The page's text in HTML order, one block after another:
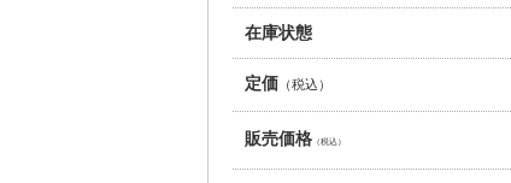
在庫状態
定価 （税込）
販売価格（税込）